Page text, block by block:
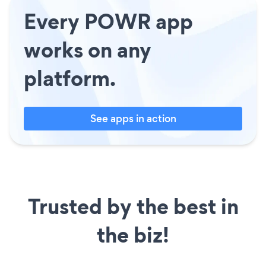
Every POWR app
works on any
platform.
See apps in action
Trusted by the best in
the biz!